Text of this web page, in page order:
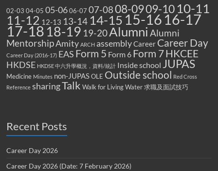
02-03 04-05 05-06 06-07 07-0808-0909-10 10-11
11-12 12-13 13-14 14-15 15-16 16-17
17-18 18-19 19-20Alumni Alumni
MentorshipAmity ARCH assemblyCareer Career Day
Career Day (2016-17) EAS Form 5 Form 6 Form 7HKCEE
HKDSE HKDSE 中六升學概況，資料/統計 Inside school JUPAS
Medicine Minutes non-JUPAS OLE Outside school
Red Cross
Reference sharingTalk Walk for Living Water 求職及面試技巧
Recent Posts
Career Day 2026
Career Day 2026 (Date: 7 February 2026)